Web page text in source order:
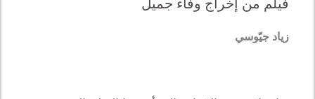
فيلم من إخراج وفاء جميل
زياد جيّوسي